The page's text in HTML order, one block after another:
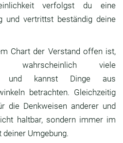
verfolgst du eine
und vertrittst beständig deine
Chart der Verstand offen ist,
viele
und kannst Dinge aus
betrachten. Gleichzeitig
die Denkweisen anderer und
haltbar, sondern immer im
Umgebung.